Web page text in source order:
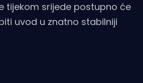
tijekom srijede postupno će
uvod u znatno stabilniji